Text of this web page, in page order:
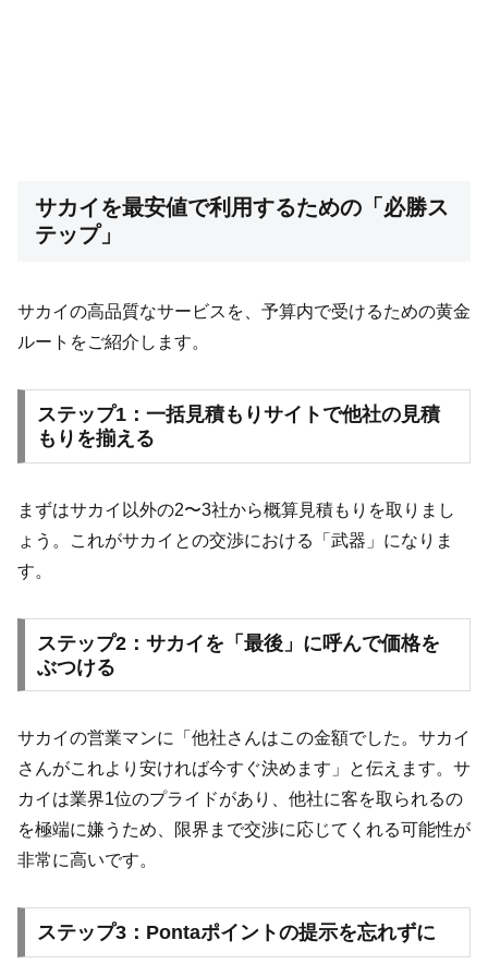
サカイを最安値で利用するための「必勝ス
テップ」
サカイの高品質なサービスを、予算内で受けるための黄金
ルートをご紹介します。
ステップ1：一括見積もりサイトで他社の見積
もりを揃える
まずはサカイ以外の2〜3社から概算見積もりを取りまし
ょう。これがサカイとの交渉における「武器」になりま
す。
ステップ2：サカイを「最後」に呼んで価格を
ぶつける
サカイの営業マンに「他社さんはこの金額でした。サカイ
さんがこれより安ければ今すぐ決めます」と伝えます。サ
カイは業界1位のプライドがあり、他社に客を取られるの
を極端に嫌うため、限界まで交渉に応じてくれる可能性が
非常に高いです。
ステップ3：Pontaポイントの提示を忘れずに